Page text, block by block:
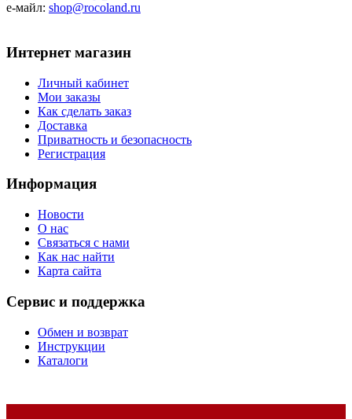
е-майл: shop@rocoland.ru
Интернет магазин
Личный кабинет
Мои заказы
Как сделать заказ
Доставка
Приватность и безопасность
Регистрация
Информация
Новости
О нас
Связаться с нами
Как нас найти
Карта сайта
Сервис и поддержка
Обмен и возврат
Инструкции
Каталоги